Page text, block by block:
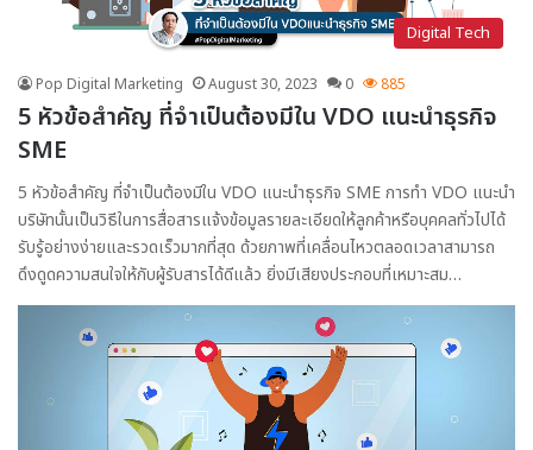
Digital Tech
Pop Digital Marketing August 30, 2023 0 885
5 หัวข้อสำคัญ ที่จำเป็นต้องมีใน VDO แนะนำธุรกิจ
SME
5 หัวข้อสำคัญ ที่จำเป็นต้องมีใน VDO แนะนำธุรกิจ SME การทำ VDO แนะนำ
บริษัทนั้นเป็นวิธีในการสื่อสารแจ้งข้อมูลรายละเอียดให้ลูกค้าหรือบุคคลทั่วไปได้
รับรู้อย่างง่ายและรวดเร็วมากที่สุด ด้วยภาพที่เคลื่อนไหวตลอดเวลาสามารถ
ดึงดูดความสนใจให้กับผู้รับสารได้ดีแล้ว ยิ่งมีเสียงประกอบที่เหมาะสม…